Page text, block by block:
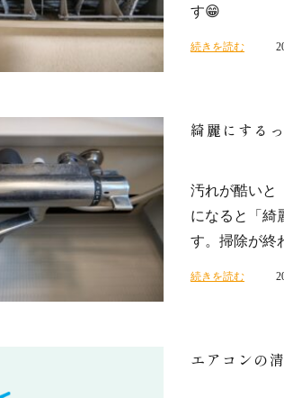
す😁
続きを読む
綺麗にする
汚れが酷いと
になると「綺
す。掃除が終
続きを読む
エアコンの